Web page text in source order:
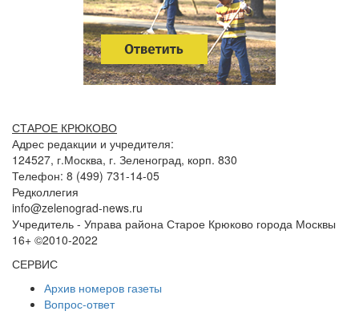
СТАРОЕ КРЮКОВО
Адрес редакции и учредителя:
124527, г.Москва, г. Зеленоград, корп. 830
Телефон: 8 (499) 731-14-05
Редколлегия
info@zelenograd-news.ru
Учредитель - Управа района Старое Крюково города Москвы
16+ ©2010-2022
СЕРВИС
Архив номеров газеты
Вопрос-ответ